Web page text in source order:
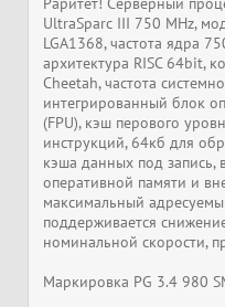
UltraSparc III 750 MHz,
LGA1368, частота ядра
архитектура RISC 64bit,
Cheetah, частота
интегрированный блок
(FPU), кэш перового
инструкций, 64кб для
кэша данных под запись,
оперативной памяти и
максимальный
поддерживается
номинальной скорости,
Маркировка PG 3.4 980